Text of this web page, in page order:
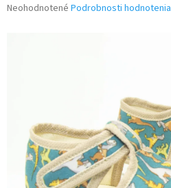
Priemerné
Neohodnotené Podrobnosti hodnotenia